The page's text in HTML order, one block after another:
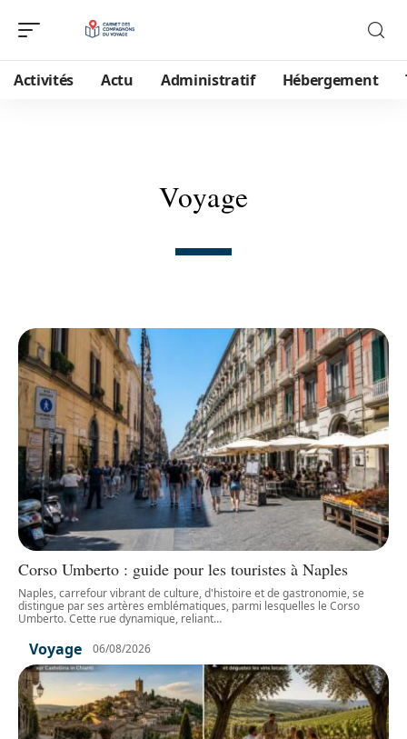
Activités Actu Administratif Hébergement
Voyage
Corso Umberto : guide pour les touristes à Naples
Naples, carrefour vibrant de culture, d'histoire et de gastronomie, se
distingue par ses artères emblématiques, parmi lesquelles le Corso
Umberto. Cette rue dynamique, reliant…
Voyage 06/08/2026